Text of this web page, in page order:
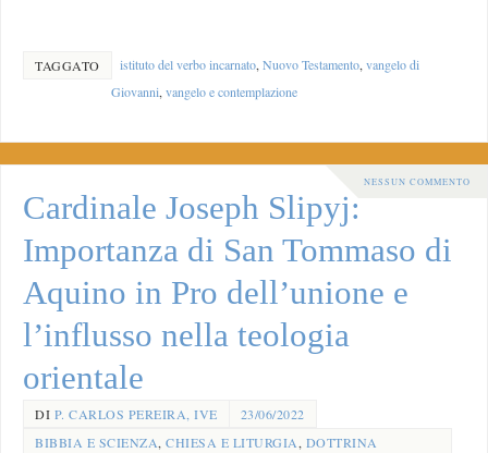
TAGGATO istituto del verbo incarnato,Nuovo Testamento,vangelo di
Giovanni,vangelo e contemplazione
NESSUN COMMENTO
Cardinale Joseph Slipyj:
Importanza di San Tommaso di
Aquino in Pro dell’unione e
l’influsso nella teologia
orientale
DI P. CARLOS PEREIRA, IVE
23/06/2022
BIBBIA E SCIENZA,CHIESA E LITURGIA, DOTTRINA